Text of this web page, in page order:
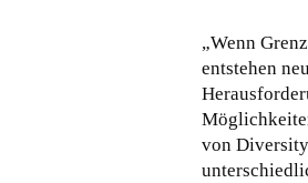
„Wenn
entstehen
von